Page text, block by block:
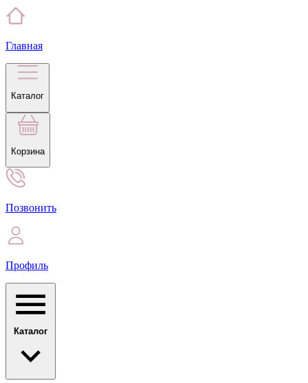
Главная
Каталог
Корзина
Позвонить
Профиль
Каталог